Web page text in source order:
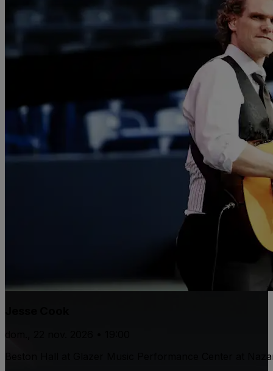
Beston Hall at Glazer Music Performance Center at